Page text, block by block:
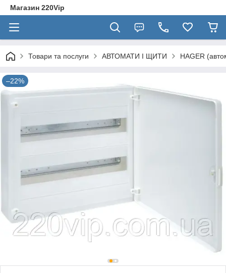
Магазин 220Vip
Товари та послуги АВТОМАТИ І ЩИТИ HAGER
–22%